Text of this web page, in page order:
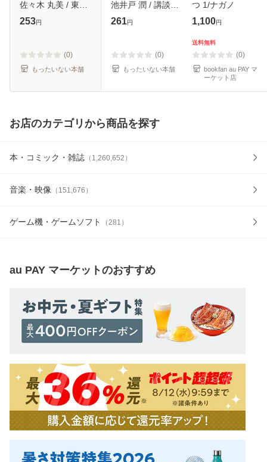
佐々木 丸美 / 東京
創元社 [文庫]【メ
253円
(0)
もったいない本舗
池井戸 潤 / 講談社
[文庫]【メール便送
261円
(0)
もったいない本舗
つ 1/ナガノ
1,100円
送料無料
(0)
bookfan au PAY マ
ーケット店
お店のカテゴリから商品を探す
本・コミック・雑誌 （ 1,260,652 ）
音楽・映像 （ 151,676 ）
ゲーム機・ゲームソフト （281 ）
au PAY マーケットのおすすめ